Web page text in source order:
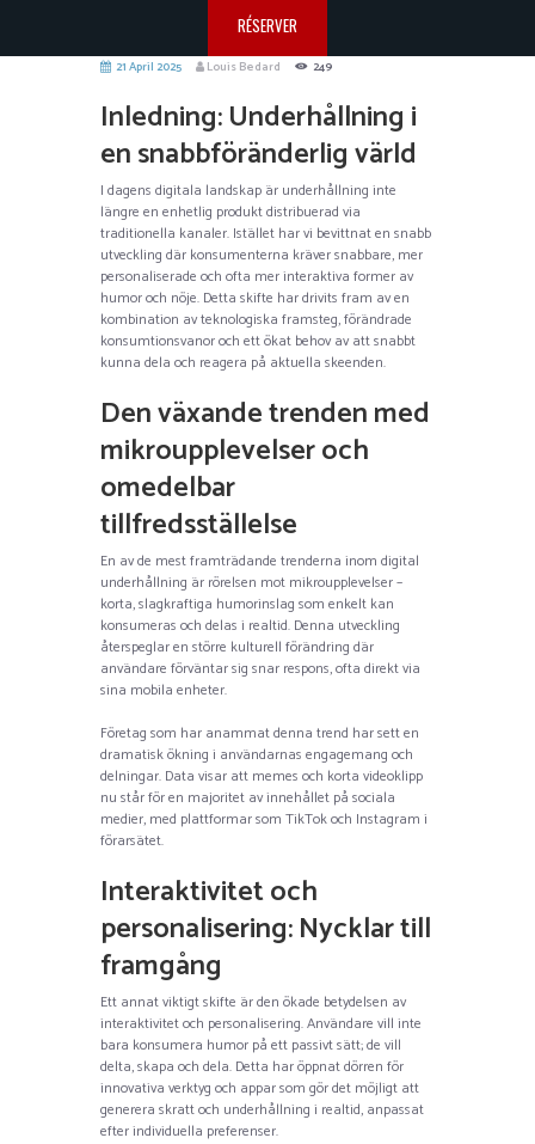
RÉSERVER
21 April 2025 Louis Bedard 249
Inledning: Underhållning i
en snabbföränderlig värld
I dagens digitala landskap är underhållning inte
längre en enhetlig produkt distribuerad via
traditionella kanaler. Istället har vi bevittnat en snabb
utveckling där konsumenterna kräver snabbare, mer
personaliserade och ofta mer interaktiva former av
humor och nöje. Detta skifte har drivits fram av en
kombination av teknologiska framsteg, förändrade
konsumtionsvanor och ett ökat behov av att snabbt
kunna dela och reagera på aktuella skeenden.
Den växande trenden med
mikroupplevelser och
omedelbar
tillfredsställelse
En av de mest framträdande trenderna inom digital
underhållning är rörelsen mot mikroupplevelser –
korta, slagkraftiga humorinslag som enkelt kan
konsumeras och delas i realtid. Denna utveckling
återspeglar en större kulturell förändring där
användare förväntar sig snar respons, ofta direkt via
sina mobila enheter.
Företag som har anammat denna trend har sett en
dramatisk ökning i användarnas engagemang och
delningar. Data visar att memes och korta videoklipp
nu står för en majoritet av innehållet på sociala
medier, med plattformar som TikTok och Instagram i
förarsätet.
Interaktivitet och
personalisering: Nycklar till
framgång
Ett annat viktigt skifte är den ökade betydelsen av
interaktivitet och personalisering. Användare vill inte
bara konsumera humor på ett passivt sätt; de vill
delta, skapa och dela. Detta har öppnat dörren för
innovativa verktyg och appar som gör det möjligt att
generera skratt och underhållning i realtid, anpassat
efter individuella preferenser.